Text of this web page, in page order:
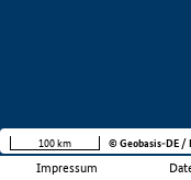
Impressum
100 km © Geobasis-DE /